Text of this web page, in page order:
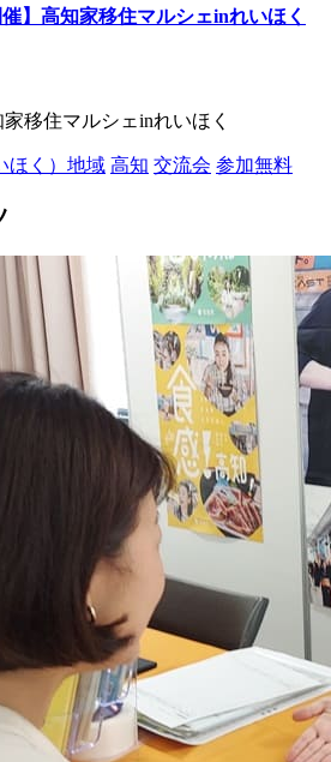
催】高知家移住マルシェinれいほく
家移住マルシェinれいほく
ほく）地域 高知 交流会 参加無料